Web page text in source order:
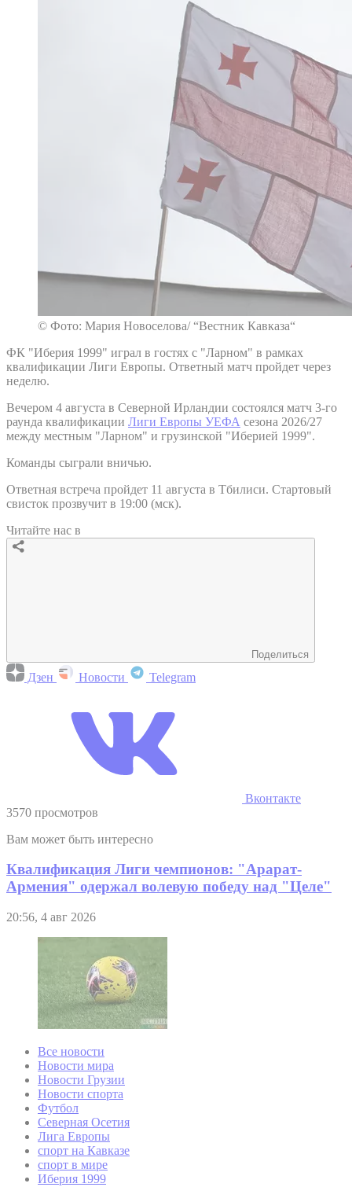
© Фото: Мария Новоселова/ “Вестник Кавказа“
ФК "Иберия 1999" играл в гостях с "Ларном" в рамках
квалификации Лиги Европы. Ответный матч пройдет через
неделю.
Вечером 4 августа в Северной Ирландии состоялся матч 3-го
раунда квалификации Лиги Европы УЕФА сезона 2026/27
между местным "Ларном" и грузинской "Иберией 1999".
Команды сыграли вничью.
Ответная встреча пройдет 11 августа в Тбилиси. Стартовый
свисток прозвучит в 19:00 (мск).
Читайте нас в
Поделиться
Дзен Новости Telegram
Вконтакте
3570 просмотров
Вам может быть интересно
Квалификация Лиги чемпионов: "Арарат-
Армения" одержал волевую победу над "Целе"
20:56, 4 авг 2026
Все новости
Новости мира
Новости Грузии
Новости спорта
Футбол
Северная Осетия
Лига Европы
спорт на Кавказе
спорт в мире
Иберия 1999